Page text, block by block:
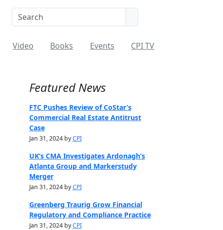
Video Books Events CPI TV
Featured News
FTC Pushes Review of CoStar’s
Commercial Real Estate Antitrust
Case
Jan 31, 2024 byCPI
UK’s CMA Investigates Ardonagh’s
Atlanta Group and Markerstudy
Merger
Jan 31, 2024 byCPI
Greenberg Traurig Grow Financial
Regulatory and Compliance Practice
Jan 31, 2024 byCPI